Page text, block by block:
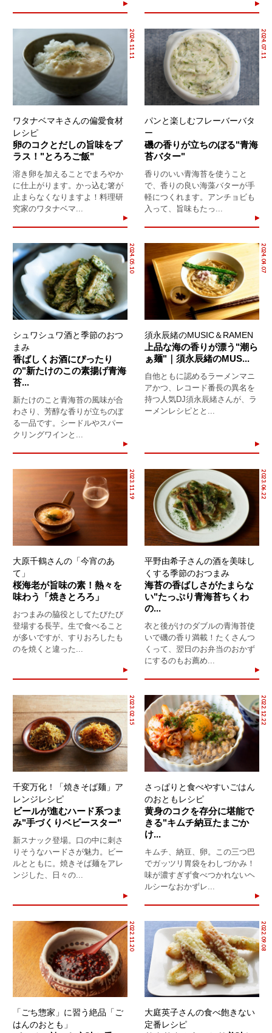
2024.11.11
ワタナベマキさんの偏愛食材
レシピ
卵のコクとだしの旨味をプ
ラス！"とろろご飯"
溶き卵を加えることでまろやか
に仕上がります。かっ込む箸が
止まらなくなりますよ！料理研
究家のワタナベマ...
2024.07.11
パンと楽しむフレーバーバタ
ー
磯の香りが立ちのぼる"青海
苔バター"
香りのいい青海苔を使うこと
で、香りの良い海藻バターが手
軽につくれます。アンチョビも
入って、旨味もたっ...
2024.05.10
シュワシュワ酒と季節のおつ
まみ
香ばしくお酒にぴったり
の"新たけのこの素揚げ青海
苔...
新たけのこと青海苔の風味が合
わさり、芳醇な香りが立ちのぼ
る一品です。シードルやスパー
クリングワインと...
2024.04.07
須永辰緒のMUSIC＆RAMEN
上品な海の香りが漂う"潮ら
ぁ麺"｜須永辰緒のMUS...
自他ともに認めるラーメンマニ
アかつ、レコード番長の異名を
持つ人気DJ須永辰緒さんが、ラ
ーメンレシピとと...
2023.11.19
大原千鶴さんの「今宵のあ
て」
桜海老が旨味の素！熱々を
味わう「焼きとろろ」
おつまみの脇役としてたびたび
登場する長芋。生で食べること
が多いですが、すりおろしたも
のを焼くと違った...
2023.06.22
平野由希子さんの酒を美味し
くする季節のおつまみ
海苔の香ばしさがたまらな
い"たっぷり青海苔ちくわ
の...
衣と後がけのダブルの青海苔使
いで磯の香り満載！たくさんつ
くって、翌日のお弁当のおかず
にするのもお薦め...
2023.02.15
千変万化！「焼きそば麺」ア
レンジレシピ
ビールが進むハード系つま
み"手づくりベビースター"
新スナック登場。口の中に刺さ
りそうなハードさが魅力。ビー
ルとともに。焼きそば麺をアレ
ンジした、日々の...
2022.12.22
さっぱりと食べやすいごはん
のおともレシピ
黄身のコクを存分に堪能で
きる"キムチ納豆たまごか
け...
キムチ、納豆、卵。この三つ巴
でガッツリ胃袋をわしづかみ！
味が濃すぎず食べつかれないヘ
ルシーなおかずレ...
2022.11.20
「ごち惣家」に習う絶品「ご
はんのおとも」
2022.09.08
大庭英子さんの食べ飽きない
定番レシピ